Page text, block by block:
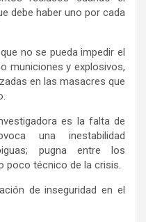
debe haber uno por cada
no se pueda impedir el
municiones y explosivos,
en las masacres que
es la falta de
una inestabilidad
pugna entre los
poco técnico de la crisis.
de inseguridad en el